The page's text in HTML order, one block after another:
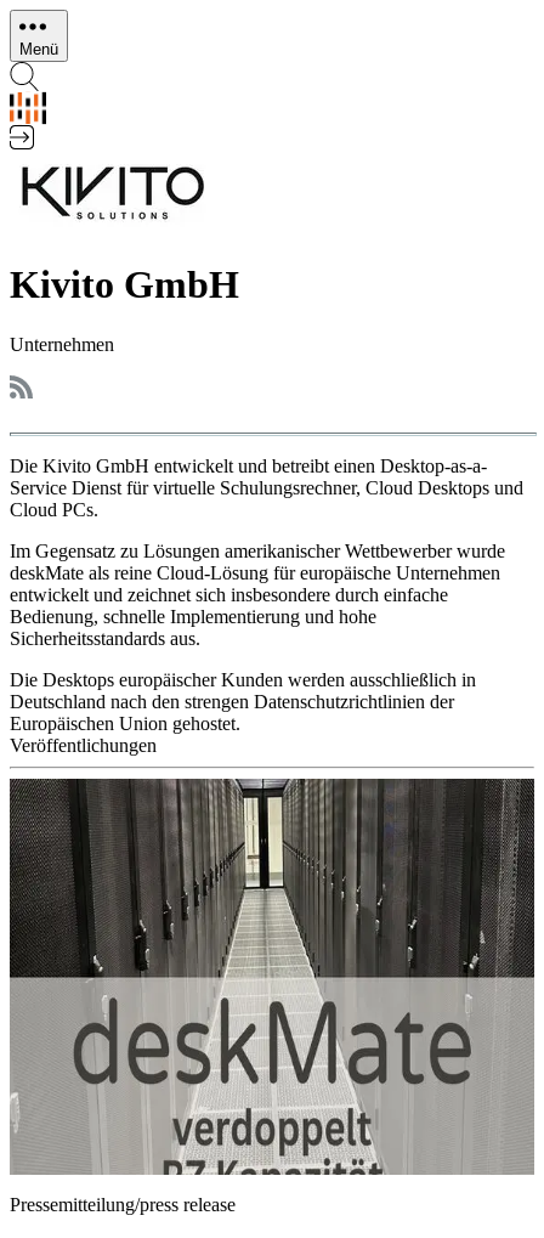
Direkt
zum
Inhalt
Menü
Kivito GmbH
Unternehmen
Die Kivito GmbH entwickelt und betreibt einen Desktop-as-a-
Service Dienst für virtuelle Schulungsrechner, Cloud Desktops und
Cloud PCs.
Im Gegensatz zu Lösungen amerikanischer Wettbewerber wurde
deskMate als reine Cloud-Lösung für europäische Unternehmen
entwickelt und zeichnet sich insbesondere durch einfache
Bedienung, schnelle Implementierung und hohe
Sicherheitsstandards aus.
Die Desktops europäischer Kunden werden ausschließlich in
Deutschland nach den strengen Datenschutzrichtlinien der
Europäischen Union gehostet.
Veröffentlichungen
Pressemitteilung/press release